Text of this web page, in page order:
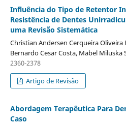
Influência do Tipo de Retentor
Resistência de Dentes
uma Revisão Sistemática
Christian Andersen Cerqueira Oliveira
Bernardo Cesar Costa, Mabel Miluska
2360-2378
Artigo de Revisão
Abordagem Terapêutica Para
Caso